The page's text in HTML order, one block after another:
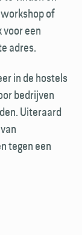
of
een
adres.
in de hostels
bedrijven
Uiteraard
tegen een